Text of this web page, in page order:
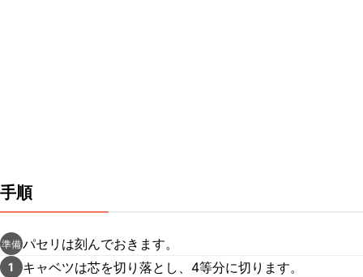
手順
準備パセリは刻んでおきます。
1 キャベツは芯を切り落とし、4等分に切ります。